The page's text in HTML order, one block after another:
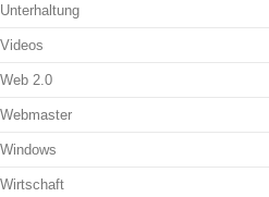
Unterhaltung
Videos
Web 2.0
Webmaster
Windows
Wirtschaft